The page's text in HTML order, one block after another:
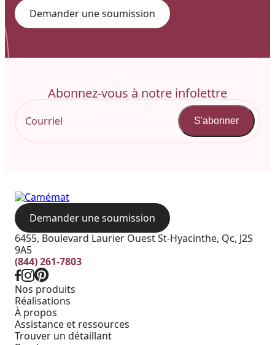
Demander une soumission
Abonnez-vous à notre infolettre
S'abonner
Demander une soumission
6455, Boulevard Laurier Ouest St-Hyacinthe, Qc, J2S
9A5
(844) 261-7803
Nos produits
Réalisations
À propos
Assistance et ressources
Trouver un détaillant